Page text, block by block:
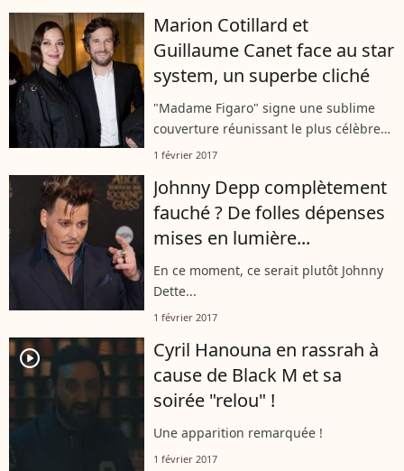
Marion Cotillard et
Guillaume Canet face au star
system, un superbe cliché
"Madame Figaro" signe une sublime
couverture réunissant le plus célèbre
couple du cinéma français.
1 février 2017
Johnny Depp complètement
fauché ? De folles dépenses
mises en lumière...
En ce moment, ce serait plutôt Johnny
Dette...
1 février 2017
player2
Cyril Hanouna en rassrah à
cause de Black M et sa
soirée "relou" !
Une apparition remarquée !
1 février 2017